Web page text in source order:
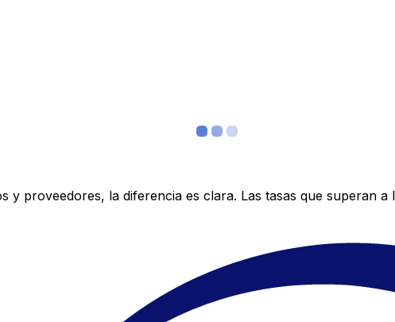
y proveedores, la diferencia es clara. Las tasas que superan